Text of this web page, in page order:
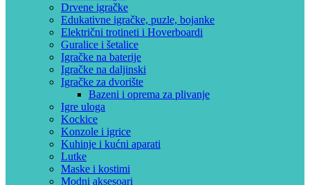
Drvene igračke
Edukativne igračke, puzle, bojanke
Električni trotineti i Hoverboardi
Guralice i šetalice
Igračke na baterije
Igračke na daljinski
‎Igračke za dvorište
Bazeni i oprema za plivanje
Igre uloga
Kockice
Konzole i igrice
Kuhinje i kućni aparati
Lutke
Maske i kostimi
Modni aksesoari